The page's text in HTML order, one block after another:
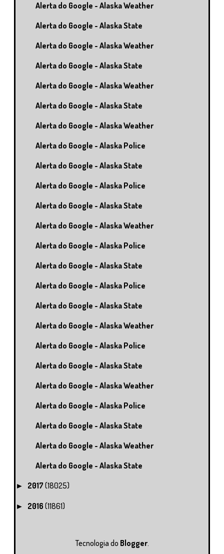
Alerta do Google - Alaska Weather
Alerta do Google - Alaska State
Alerta do Google - Alaska Weather
Alerta do Google - Alaska State
Alerta do Google - Alaska Weather
Alerta do Google - Alaska State
Alerta do Google - Alaska Weather
Alerta do Google - Alaska Police
Alerta do Google - Alaska State
Alerta do Google - Alaska Police
Alerta do Google - Alaska State
Alerta do Google - Alaska Weather
Alerta do Google - Alaska Police
Alerta do Google - Alaska State
Alerta do Google - Alaska Police
Alerta do Google - Alaska State
Alerta do Google - Alaska Weather
Alerta do Google - Alaska Police
Alerta do Google - Alaska State
Alerta do Google - Alaska Weather
Alerta do Google - Alaska Police
Alerta do Google - Alaska State
Alerta do Google - Alaska Weather
Alerta do Google - Alaska State
► 2017 (18025)
► 2016 (11861)
Tecnologia do Blogger.